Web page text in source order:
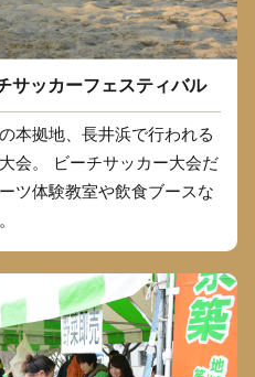
サッカーフェスティバル
本拠地、長井浜で行われる
会。 ビーチサッカー大会だ
ツ体験教室や飲食ブースな